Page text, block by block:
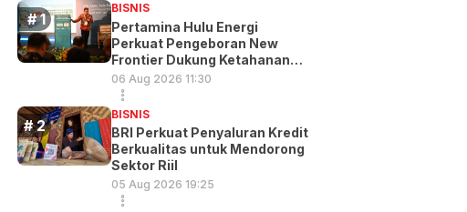
BISNIS
Pertamina Hulu Energi
Perkuat Pengeboran New
Frontier Dukung Ketahanan
Energi
06 Aug 2026 11:30
BISNIS
BRI Perkuat Penyaluran Kredit
Berkualitas untuk Mendorong
Sektor Riil
05 Aug 2026 19:25